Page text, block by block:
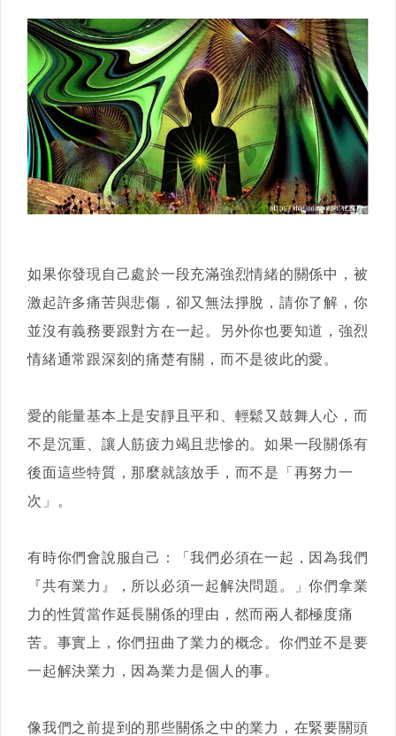
如果你發現自己處於一段充滿強烈情緒的關係中，被
激起許多痛苦與悲傷，卻又無法掙脫，請你了解，你
並沒有義務要跟對方在一起。另外你也要知道，強烈
情緒通常跟深刻的痛楚有關，而不是彼此的愛。
愛的能量基本上是安靜且平和、輕鬆又鼓舞人心，而
不是沉重、讓人筋疲力竭且悲慘的。如果一段關係有
後面這些特質，那麼就該放手，而不是「再努力一
次」。
有時你們會說服自己：「我們必須在一起，因為我們
『共有業力』，所以必須一起解決問題。」你們拿業
力的性質當作延長關係的理由，然而兩人都極度痛
苦。事實上，你們扭曲了業力的概念。你們並不是要
一起解決業力，因為業力是個人的事。
像我們之前提到的那些關係之中的業力，在緊要關頭